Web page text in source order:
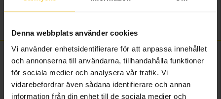
Denna webbplats använder cookies
Vi använder enhetsidentifierare för att anpassa innehållet
och annonserna till användarna, tillhandahålla funktioner
för sociala medier och analysera vår trafik. Vi
vidarebefordrar även sådana identifierare och annan
information från din enhet till de sociala medier och
Andra detaljer
FINNS OCKSÅ SOM